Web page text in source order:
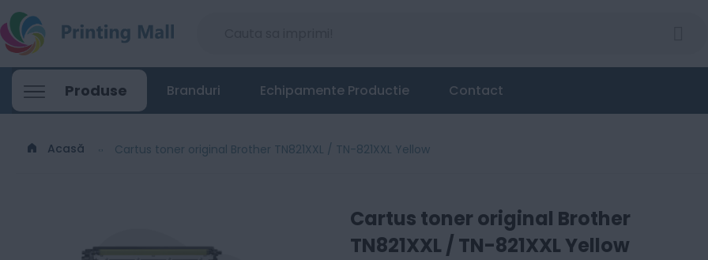
Produse Branduri Echipamente Productie Contact
Acasă Cartus toner original Brother TN821XXL / TN-821XXL Yellow
Cartus toner original Brother
TN821XXL / TN-821XXL Yellow